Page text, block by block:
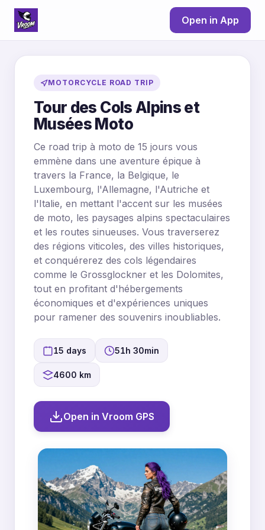
Open in App
MOTORCYCLE ROAD TRIP
Tour des Cols Alpins et
Musées Moto
Ce road trip à moto de 15 jours vous
emmène dans une aventure épique à
travers la France, la Belgique, le
Luxembourg, l'Allemagne, l'Autriche et
l'Italie, en mettant l'accent sur les musées
de moto, les paysages alpins spectaculaires
et les routes sinueuses. Vous traverserez
des régions viticoles, des villes historiques,
et conquérerez des cols légendaires
comme le Grossglockner et les Dolomites,
tout en profitant d'hébergements
économiques et d'expériences uniques
pour ramener des souvenirs inoubliables.
15 days 51h 30min
4600 km
Open in Vroom GPS